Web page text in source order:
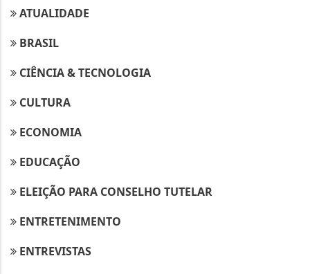
ATUALIDADE
BRASIL
CIÊNCIA & TECNOLOGIA
CULTURA
ECONOMIA
EDUCAÇÃO
ELEIÇÃO PARA CONSELHO TUTELAR
ENTRETENIMENTO
ENTREVISTAS